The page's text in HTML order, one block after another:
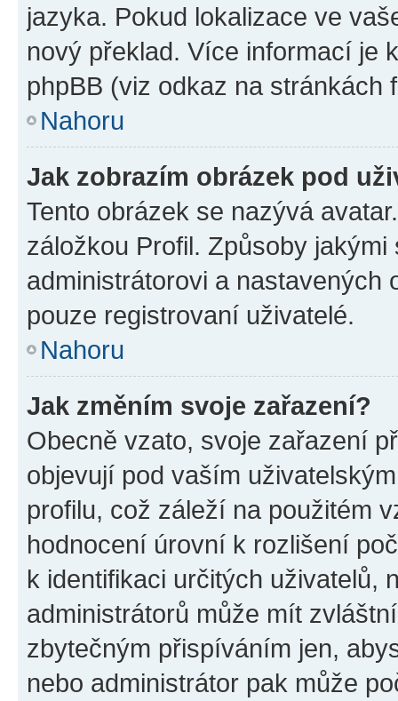
jazyka. Pokud lokalizace ve
nový překlad. Více informací je
phpBB (viz odkaz na stránkách
Nahoru
Jak zobrazím obrázek pod
Tento obrázek se nazývá
záložkou Profil. Způsoby
administrátorovi a nastavených
pouze registrovaní uživatelé.
Nahoru
Jak změním svoje zařazení?
Obecně vzato, svoje zařazení
objevují pod vaším
profilu, což záleží na použitém
hodnocení úrovní k rozlišení
k identifikaci určitých uživatelů,
administrátorů může mít
zbytečným přispíváním jen,
nebo administrátor pak může